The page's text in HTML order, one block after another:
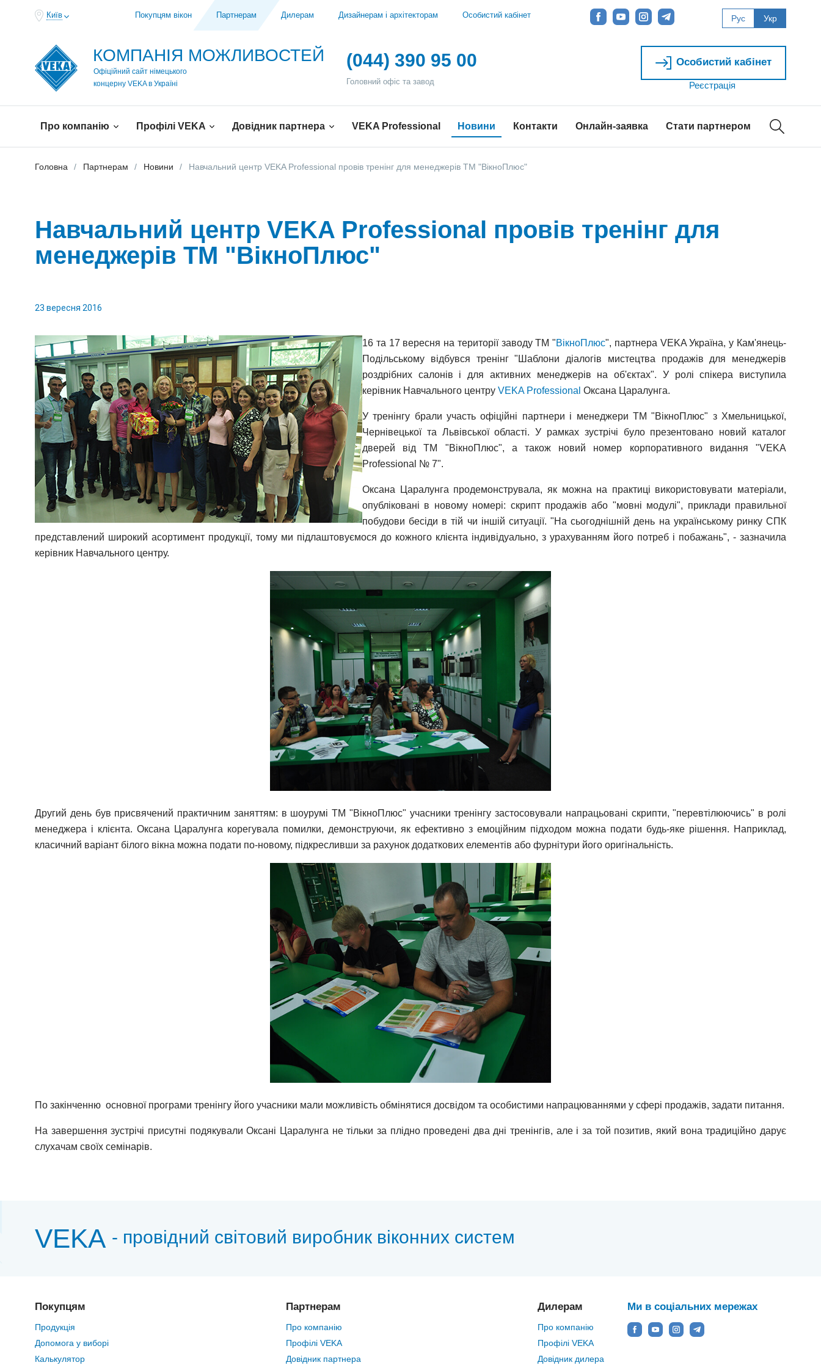
Київ Покупцям вікон Партнерам Дилерам Дизайнерам і архітекторам Особистий кабінет Рус Укр
КОМПАНІЯ МОЖЛИВОСТЕЙ
Офіційний сайт німецького
концерну VEKA в Україні
(044) 390 95 00
Головний офіс та завод
Особистий кабінет
Реєстрація
Про компанію Профілі VEKA Довідник партнера VEKA Professional Новини Контакти Онлайн-заявка Стати партнером
Головна Партнерам Новини Навчальний центр VEKA Professional провів тренінг для менеджерів ТМ "ВікноПлюс"
Навчальний центр VEKA Professional провів тренінг для
менеджерів ТМ "ВікноПлюс"
23 вересня 2016
16 та 17 вересня на території заводу ТМ "ВікноПлюс", партнера VEKA Україна, у Кам'янець-
Подільському відбувся тренінг "Шаблони діалогів мистецтва продажів для менеджерів
роздрібних салонів і для активних менеджерів на об'єктах". У ролі спікера виступила
керівник Навчального центру VEKA Professional Оксана Царалунга.
У тренінгу брали участь офіційні партнери і менеджери ТМ "ВікноПлюс" з Хмельницької,
Чернівецької та Львівської області. У рамках зустрічі було презентовано новий каталог
дверей від ТМ "ВікноПлюс", а також новий номер корпоративного видання "VEKA
Professional № 7".
Оксана Царалунга продемонструвала, як можна на практиці використовувати матеріали,
опубліковані в новому номері: скрипт продажів або "мовні модулі", приклади правильної
побудови бесіди в тій чи іншій ситуації. "На сьогоднішній день на українському ринку СПК
представлений широкий асортимент продукції, тому ми підлаштовуємося до кожного клієнта індивідуально, з урахуванням його потреб і побажань", - зазначила
керівник Навчального центру.
Другий день був присвячений практичним заняттям: в шоурумі ТМ "ВікноПлюс" учасники тренінгу застосовували напрацьовані скрипти, "перевтілюючись" в ролі
менеджера і клієнта. Оксана Царалунга корегувала помилки, демонструючи, як ефективно з емоційним підходом можна подати будь-яке рішення. Наприклад,
класичний варіант білого вікна можна подати по-новому, підкресливши за рахунок додаткових елементів або фурнітури його оригінальність.
По закінченню основної програми тренінгу його учасники мали можливість обмінятися досвідом та особистими напрацюваннями у сфері продажів, задати питання.
На завершення зустрічі присутні подякували Оксані Царалунга не тільки за плідно проведені два дні тренінгів, але і за той позитив, який вона традиційно дарує
слухачам своїх семінарів.
VEKA - провідний світовий виробник віконних систем
Покупцям
Продукція
Допомога у виборі
Калькулятор
Партнерам
Про компанію
Профілі VEKA
Довідник партнера
Дилерам
Про компанію
Профілі VEKA
Довідник дилера
Ми в соціальних мережах